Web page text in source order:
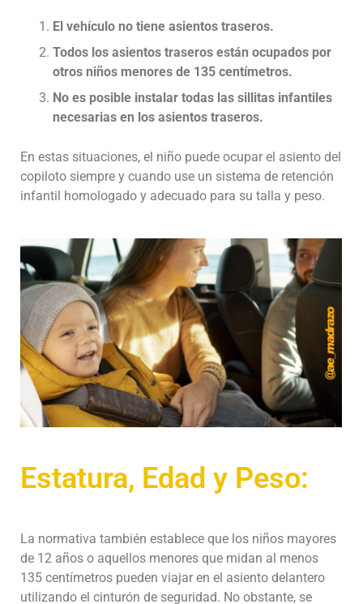
El vehículo no tiene asientos traseros.
Todos los asientos traseros están ocupados por
otros niños menores de 135 centímetros.
No es posible instalar todas las sillitas infantiles
necesarias en los asientos traseros.
En estas situaciones, el niño puede ocupar el asiento del
copiloto siempre y cuando use un sistema de retención
infantil homologado y adecuado para su talla y peso.
Estatura, Edad y Peso:
La normativa también establece que los niños mayores
de 12 años o aquellos menores que midan al menos
135 centímetros pueden viajar en el asiento delantero
utilizando el cinturón de seguridad. No obstante, se